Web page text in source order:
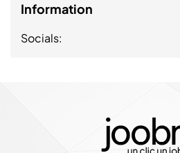
Information
Socials: